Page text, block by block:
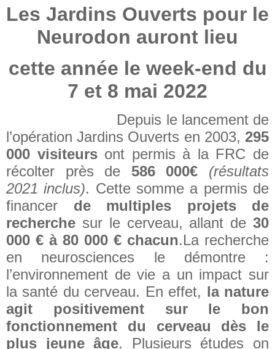
Les Jardins Ouverts pour le
Neurodon auront lieu
cette année le week-end du
7 et 8 mai 2022
Depuis le lancement de
l’opération Jardins Ouverts en 2003, 295
000 visiteurs ont permis à la FRC de
récolter près de
586 000€
(résultats
2021 inclus). Cette somme a permis de
financer
de multiples projets de
recherche sur le cerveau, allant de 30
000 € à 80 000 € chacun.La recherche
en neurosciences le démontre :
l’environnement de vie a un impact sur
la santé du cerveau. En effet, la nature
agit positivement sur le bon
fonctionnement du cerveau dès le
plus jeune âge. Plusieurs études on